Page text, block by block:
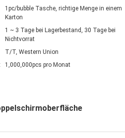
1pc/bubble Tasche, richtige Menge in einem
Karton
1 ~ 3 Tage bei Lagerbestand, 30 Tage bei
Nichtvorrat
T/T, Western Union
1,000,000pcs pro Monat